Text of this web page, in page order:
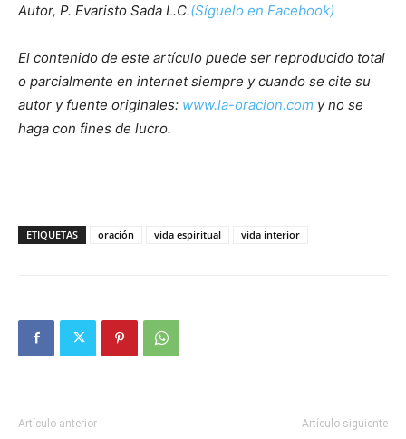
Autor, P. Evaristo Sada L.C.(Síguelo en Facebook)
El contenido de este artículo puede ser reproducido total
o parcialmente en internet siempre y cuando se cite su
autor y fuente originales: www.la-oracion.com y no se
haga con fines de lucro.
ETIQUETAS oración vida espiritual vida interior
Artículo anterior Artículo siguiente